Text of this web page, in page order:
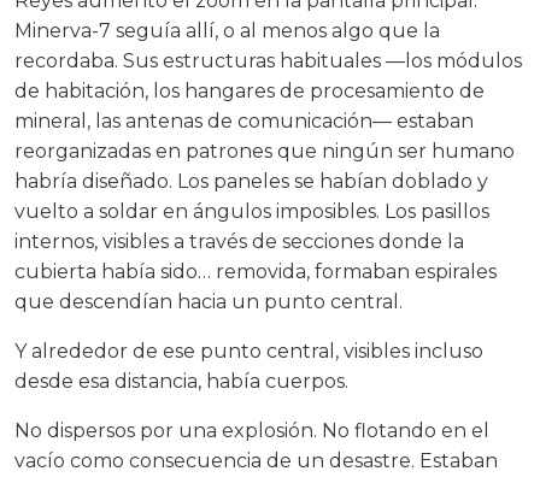
Minerva-7 seguía allí, o al menos algo que la
recordaba. Sus estructuras habituales —los módulos
de habitación, los hangares de procesamiento de
mineral, las antenas de comunicación— estaban
reorganizadas en patrones que ningún ser humano
habría diseñado. Los paneles se habían doblado y
vuelto a soldar en ángulos imposibles. Los pasillos
internos, visibles a través de secciones donde la
cubierta había sido… removida, formaban espirales
que descendían hacia un punto central.
Y alrededor de ese punto central, visibles incluso
desde esa distancia, había cuerpos.
No dispersos por una explosión. No flotando en el
vacío como consecuencia de un desastre. Estaban